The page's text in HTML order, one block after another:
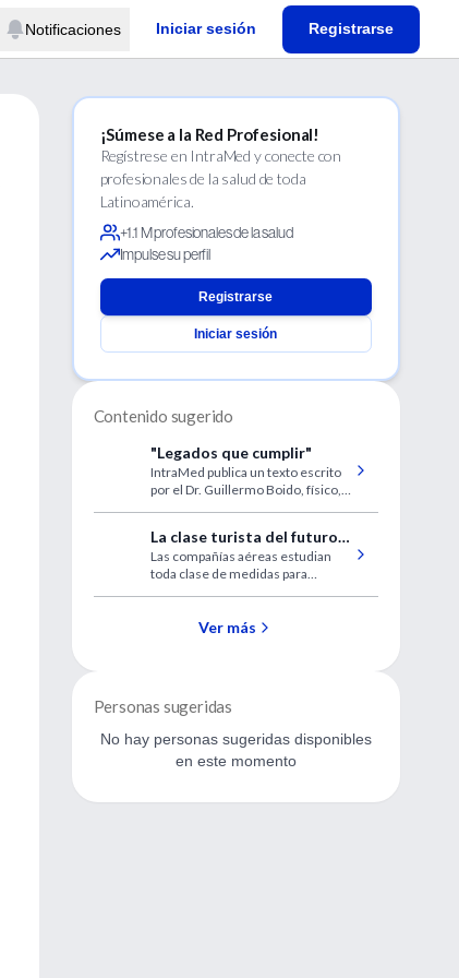
Notificaciones Iniciar sesión Registrarse
¡Súmese a la Red Profesional!
Regístrese en IntraMed y conecte con
profesionales de la salud de toda
Latinoamérica.
+1.1 M profesionales de la salud
Impulse su perfil
Registrarse
Iniciar sesión
Contenido sugerido
"Legados que cumplir"
IntraMed publica un texto escrito
por el Dr. Guillermo Boido, físico,
Gregorio Weinberg, gran
pensador y humanista argentino,
que falleciera el 18 de abril de
2006.
La clase turista del futuro
llevaría pasajeros parados
Las compañías aéreas estudian
toda clase de medidas para
Ver más
Personas sugeridas
No hay personas sugeridas disponibles
en este momento